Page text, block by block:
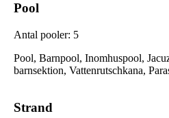
Pool
Antal pooler: 5
Pool, Barnpool, Inomhuspool,
barnsektion, Vattenrutschkana,
Strand